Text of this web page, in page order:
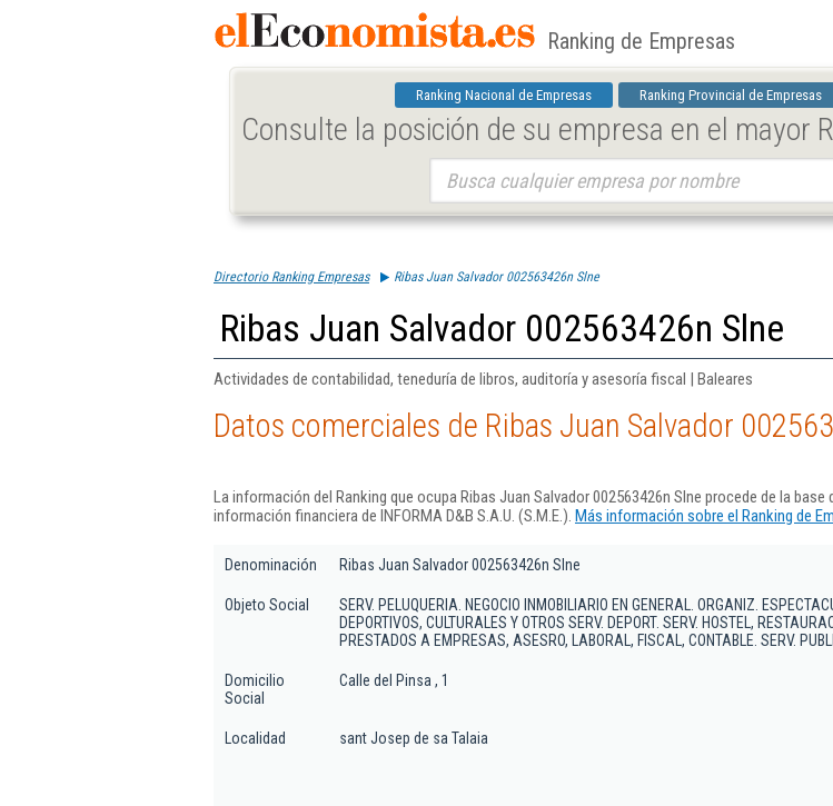
Ranking de Empresas
Ranking Nacional de Empresas Ranking Provincial de Empresas
Consulte la posición de su empresa en el mayor
Directorio Ranking Empresas Ribas Juan Salvador 002563426n Slne
Ribas Juan Salvador 002563426n Slne
Actividades de contabilidad, teneduría de libros, auditoría y asesoría fiscal | Baleares
Datos comerciales de Ribas Juan Salvador
La información del Ranking que ocupa Ribas Juan Salvador 002563426n Slne procede de la base
información financiera de INFORMA D&B S.A.U. (S.M.E.). Más información sobre el Ranking de
Denominación Ribas Juan Salvador 002563426n Slne
Objeto Social
SERV. PELUQUERIA. NEGOCIO INMOBILIARIO EN GENERAL. ORGANIZ.
DEPORTIVOS, CULTURALES Y OTROS SERV. DEPORT. SERV. HOSTEL,
PRESTADOS A EMPRESAS, ASESRO, LABORAL, FISCAL, CONTABLE. SERV. PUBLI
Domicilio
Social
Calle del Pinsa , 1
Localidad sant Josep de sa Talaia